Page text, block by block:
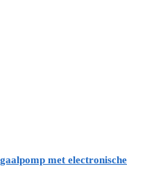
met electronische